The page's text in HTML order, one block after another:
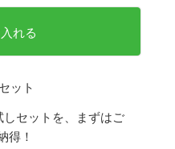
れる
ット
セットを、まずはご
得！